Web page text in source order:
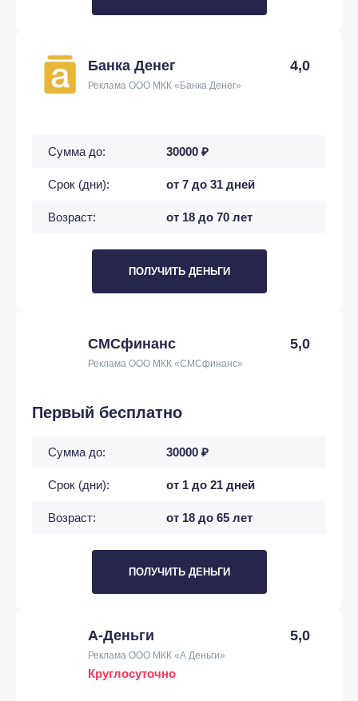
Банка Денег 4,0
Реклама ООО МКК «Банка Денег»
Сумма до: 30000 ₽
Срок (дни): от 7 до 31 дней
Возраст: от 18 до 70 лет
ПОЛУЧИТЬ ДЕНЬГИ
СМСфинанс 5,0
Реклама ООО МКК «СМСфинанс»
Первый бесплатно
Сумма до: 30000 ₽
Срок (дни): от 1 до 21 дней
Возраст: от 18 до 65 лет
ПОЛУЧИТЬ ДЕНЬГИ
А-Деньги 5,0
Реклама ООО МКК «А Деньги»
Круглосуточно